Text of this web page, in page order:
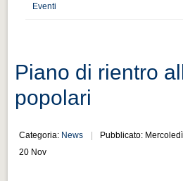
Distretto industriale
Cultura e turismo 4.0
Cultura e turismo 4.0
PROGETTI
Eventi
Piano di rientro
popolari
Categoria: News
Pubblicato:
20 Nov